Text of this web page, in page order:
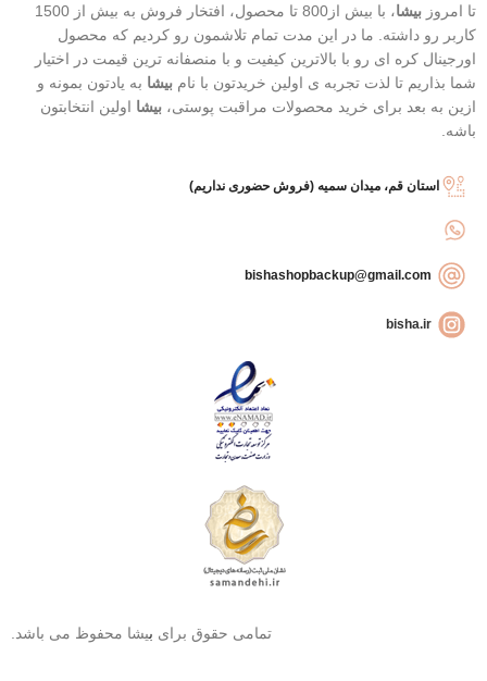
تا امروز بیشا
، با بیش از800 تا محصول، افتخار فروش به بیش از 1500
کاربر رو داشته. ما در این مدت تمام تلاشمون رو کردیم که محصول
اورجینال کره ای رو با بالاترین کیفیت و با منصفانه ترین قیمت در اختیار
شما بذاریم تا لذت تجربه ی اولین خریدتون با نام بیشا به یادتون بمونه و
ازین به بعد برای خرید محصولات مراقبت پوستی، بیشا اولین انتخابتون
باشه.
استان قم، میدان سمیه (فروش حضوری نداریم)
bisha.ir
تمامی حقوق برای بیشا محفوظ می باشد.